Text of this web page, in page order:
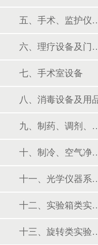
五、手术、
六、理疗设
七、手术室设备
八、消毒设备及用
九、制药、调
十、制冷、
十一、光学
十二、实验
十三、旋